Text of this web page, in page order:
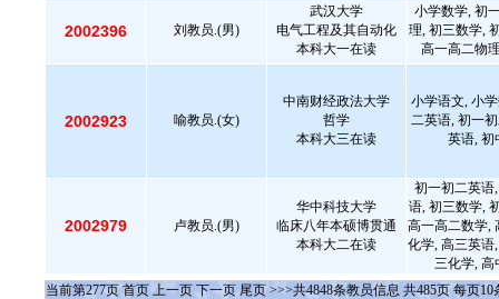
2002396 刘教员.(男)
武汉大学
电气工程及其自动化
本科大一在读
小学数学, 初
理, 初三数学,
高一高二物
2002923 喻教员.(女)
中南财经政法大学
哲学
本科大三在读
小学语文, 小
二英语, 初一
英语, 初
2002979 卢教员.(男)
华中科技大学
临床八年本硕博贯通
本科大二在读
初一初二英语
语, 初三数学,
高一高二数学,
化学, 高三英语
三化学, 高
当前第277页 首页 上一页 下一页 尾页 >>>共4848条教员信息 共485页 每页10